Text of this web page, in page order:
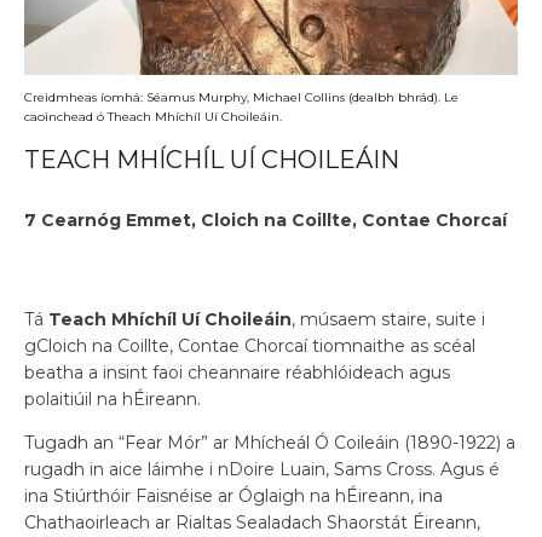
Creidmheas íomhá: Séamus Murphy, Michael Collins (dealbh bhrád). Le
caoinchead ó Theach Mhíchíl Uí Choileáin.
TEACH MHÍCHÍL UÍ CHOILEÁIN
7 Cearnóg Emmet, Cloich na Coillte, Contae Chorcaí
Tá Teach Mhíchíl Uí Choileáin, músaem staire, suite i
gCloich na Coillte, Contae Chorcaí tiomnaithe as scéal
beatha a insint faoi cheannaire réabhlóideach agus
polaitiúil na hÉireann.
Tugadh an “Fear Mór” ar Mhícheál Ó Coileáin (1890-1922) a
rugadh in aice láimhe i nDoire Luain, Sams Cross. Agus é
ina Stiúrthóir Faisnéise ar Óglaigh na hÉireann, ina
Chathaoirleach ar Rialtas Sealadach Shaorstát Éireann,